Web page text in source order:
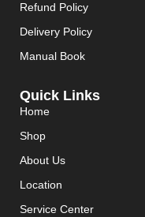
Refund Policy
Delivery Policy
Manual Book
Quick Links
Home
Shop
About Us
Location
Service Center